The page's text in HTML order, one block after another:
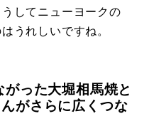
してニューヨークの
うれしいですね。
った大堀相馬焼と
がさらに広くつな